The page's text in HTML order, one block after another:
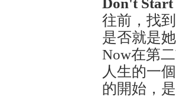
Don't
往前，找
是否就是
Now在第
人生的一
的開始，